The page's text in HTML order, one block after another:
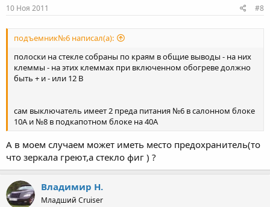
10 Ноя 2011 #8
подъемник№6 написал(а):
полоски на стекле собраны по краям в общие выводы - на них
клеммы - на этих клеммах при включенном обогреве должно
быть + и - или 12 В
сам выключатель имеет 2 преда питания №6 в салонном блоке
10А и №8 в подкапотном блоке на 40А
А в моем случаем может иметь место предохранитель(то
что зеркала греют,а стекло фиг ) ?
Владимир Н.
Младший Cruiser